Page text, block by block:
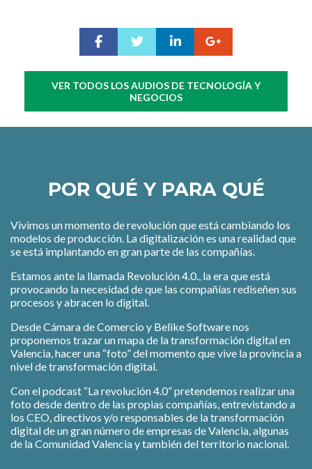
VER TODOS LOS AUDIOS DE TECNOLOGÍA Y
NEGOCIOS
POR QUÉ Y PARA QUÉ
Vivimos un momento de revolución que está cambiando los
modelos de producción. La digitalización es una realidad que
se está implantando en gran parte de las compañías.
Estamos ante la llamada Revolución 4.0., la era que está
provocando la necesidad de que las compañías rediseñen sus
procesos y abracen lo digital.
Desde Cámara de Comercio y Belike Software nos
proponemos trazar un mapa de la transformación digital en
Valencia, hacer una “foto” del momento que vive la provincia a
nivel de transformación digital.
Con el podcast “La revolución 4.0” pretendemos realizar una
foto desde dentro de las propias compañías, entrevistando a
los CEO, directivos y/o responsables de la transformación
digital de un gran número de empresas de Valencia, algunas
de la Comunidad Valencia y también del territorio nacional.